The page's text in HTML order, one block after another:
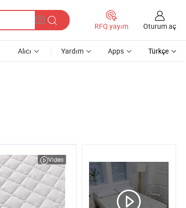
RFQ yayım Oturum aç
Alıcı Yardım Apps Türkçe
Video